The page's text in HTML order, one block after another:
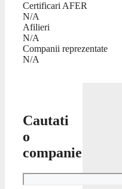
Certificari AFER
N/A
Afilieri
N/A
Companii reprezentate
N/A
Cautati
o
companie